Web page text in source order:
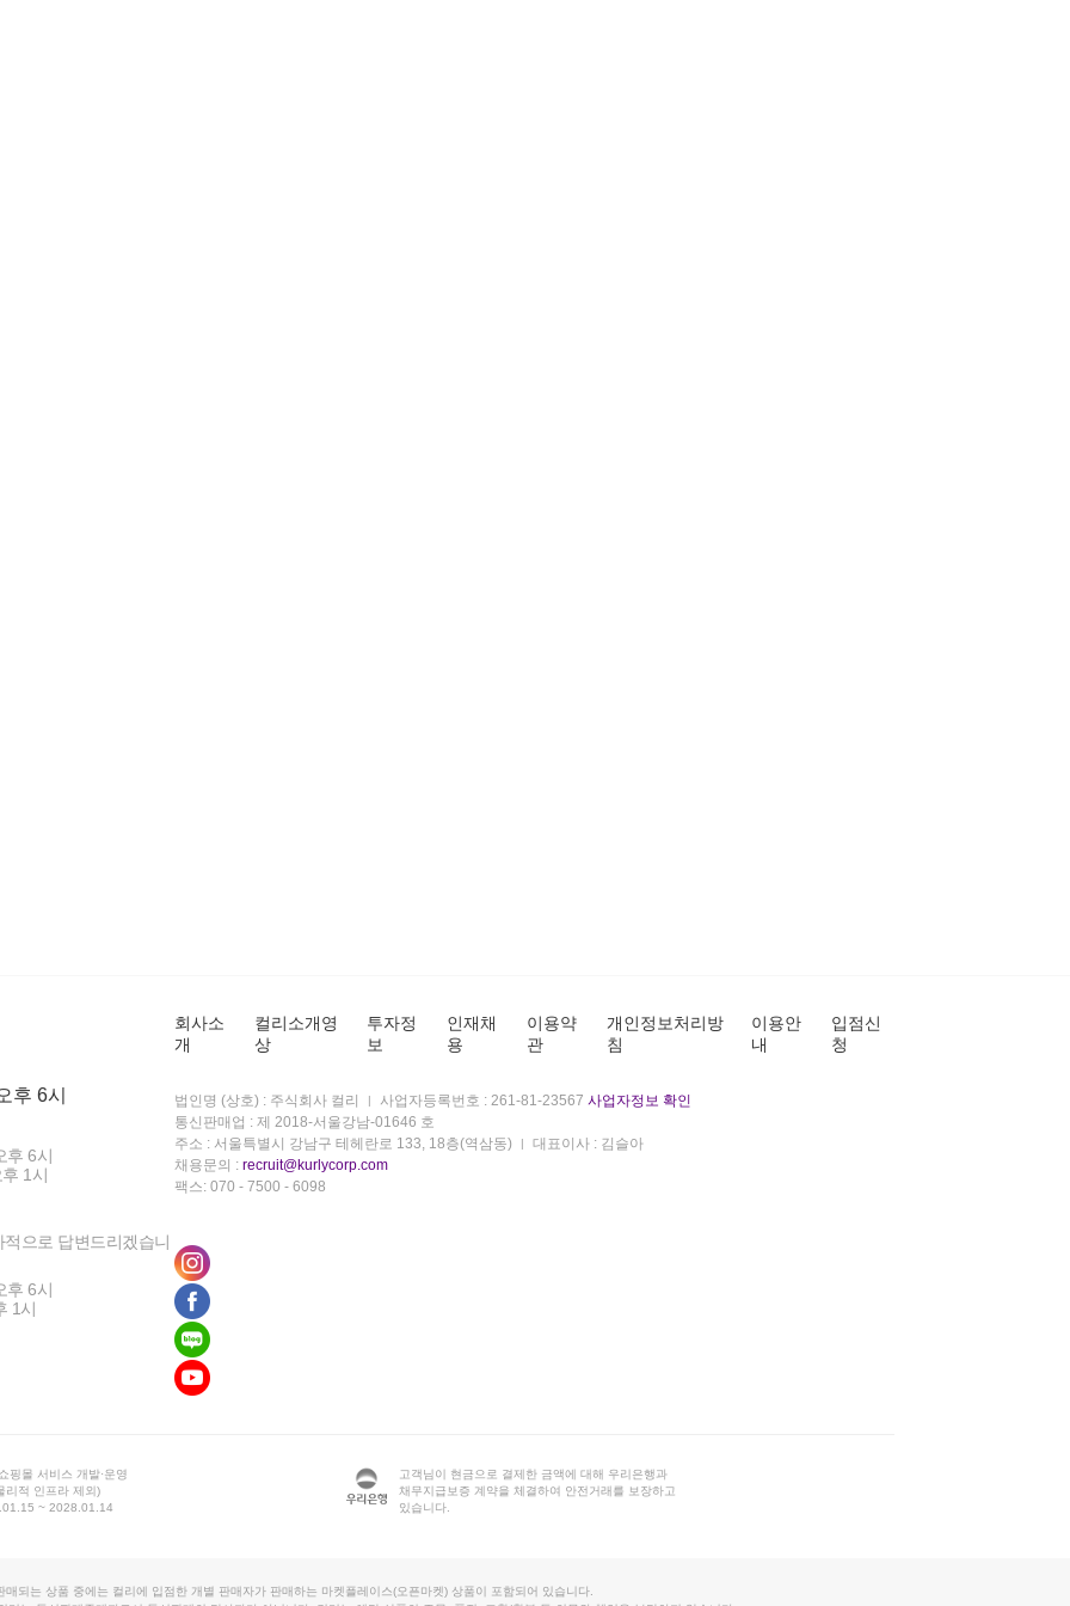
후 6시
후 6시
1시
으로 답변드리겠습니
후 6시
1시
회사소
개
컬리소개영
상
투자정
보
인재채
용
이용약
관
개인정보처리방
침
이용안
내
입점신
청
법인명 (상호) : 주식회사 컬리 사업자등록번호 : 261-81-23567 사업자정보 확인
통신판매업 : 제 2018-서울강남-01646 호
주소 : 서울특별시 강남구 테헤란로 133, 18층(역삼동)
대표이사 : 김슬아
채용문의 : recruit@kurlycorp.com
팩스: 070 - 7500 - 6098
핑몰 서비스 개발·운영
리적 인프라 제외)
~ 2028.01.14
고객님이 현금으로 결제한 금액에 대해 우리은행과
채무지급보증 계약을 체결하여 안전거래를 보장하고
있습니다.
매되는 상품 중에는 컬리에 입점한 개별 판매자가 판매하는 마켓플레이스(오픈마켓) 상품이 포함되어 있습니다.